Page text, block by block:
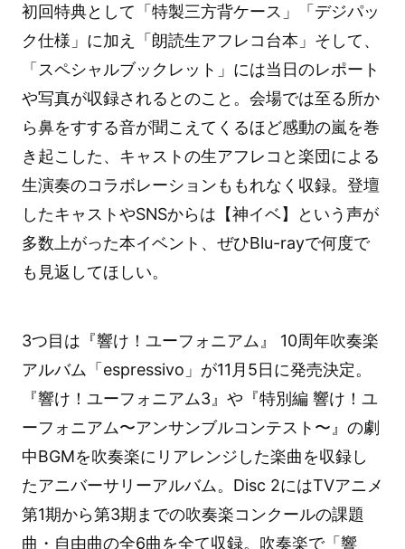
初回特典として「特製三方背ケース」「デジパッ
ク仕様」に加え「朗読生アフレコ台本」そして、
「スペシャルブックレット」には当日のレポート
や写真が収録されるとのこと。会場では至る所か
ら鼻をすする音が聞こえてくるほど感動の嵐を巻
き起こした、キャストの生アフレコと楽団による
生演奏のコラボレーションももれなく収録。登壇
したキャストやSNSからは【神イベ】という声が
多数上がった本イベント、ぜひBlu-rayで何度で
も見返してほしい。
3つ目は『響け！ユーフォニアム』 10周年吹奏楽
アルバム「espressivo」が11月5日に発売決定。
『響け！ユーフォニアム3』や『特別編 響け！ユ
ーフォニアム〜アンサンブルコンテスト〜』の劇
中BGMを吹奏楽にリアレンジした楽曲を収録し
たアニバーサリーアルバム。Disc 2にはTVアニメ
第1期から第3期までの吹奏楽コンクールの課題
曲・自由曲の全6曲を全て収録。吹奏楽で「響